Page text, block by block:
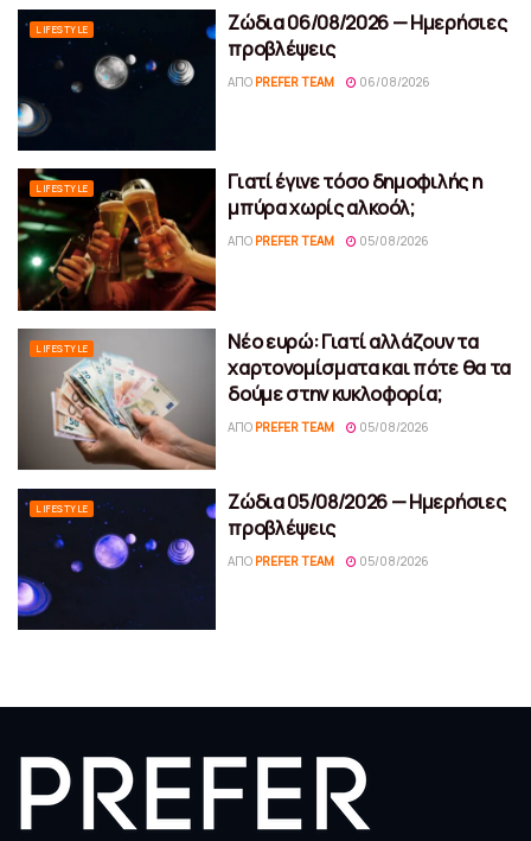
LIFESTYLE
Ζώδια 06/08/2026 — Ημερήσιες
προβλέψεις
ΑΠΌ PREFER TEAM 06/08/2026
LIFESTYLE
Γιατί έγινε τόσο δημοφιλής η
μπύρα χωρίς αλκοόλ;
ΑΠΌ PREFER TEAM 05/08/2026
LIFESTYLE
Νέο ευρώ: Γιατί αλλάζουν τα
χαρτονομίσματα και πότε θα τα
δούμε στην κυκλοφορία;
ΑΠΌ PREFER TEAM 05/08/2026
LIFESTYLE
Ζώδια 05/08/2026 — Ημερήσιες
προβλέψεις
ΑΠΌ PREFER TEAM 05/08/2026